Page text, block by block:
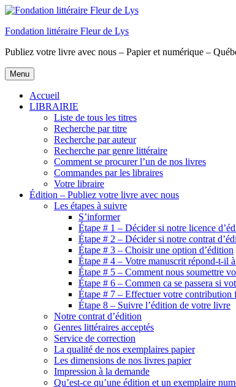
Aller
contenu
Fondation littéraire Fleur de Lys
Publiez votre livre avec nous – Papier et numérique –
Menu
Accueil
LIBRAIRIE
Liste de tous les titres
Recherche par titre
Recherche par auteur
Recherche par genre littéraire
Comment se procurer l’un de nos livres
Commandes par les libraires
Votre libraire
Édition – Publiez votre livre avec nous
Les étapes à suivre
S’informer
Étape # 1 – Décider si notre licence
Étape # 2 – Décider si notre contrat
Étape # 3 – Choisir une option d’édition
Étape # 4 – Votre manuscrit répond-t-il
Étape # 5 – Comment nous soumettre
Étape # 6 – Commen ca se passera si
Étape # 7 – Effectuer votre contribution
Étape 8 – Suivre l’édition de votre livre
Notre contrat d’édition
Genres littéraires acceptés
Service de correction
La qualité de nos exemplaires papier
Les dimensions de nos livres papier
Impression à la demande
Qu’est-ce qu’une édition et un exemplaire